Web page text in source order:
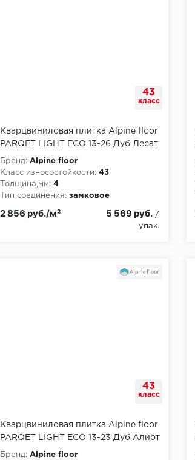
43
класс
Кварцвиниловая плитка Alpine floor
PARQET LIGHT ЕСО 13-26 Дуб Лесат
Бренд: Alpine floor
Класс износостойкости: 43
Толщина,мм: 4
Тип соединения: замковое
2 856 руб./м² 5 569 руб. /
упак.
43
класс
Кварцвиниловая плитка Alpine floor
PARQET LIGHT ЕСО 13-23 Дуб Алиот
Бренд: Alpine floor